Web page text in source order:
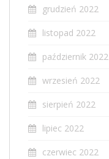
grudzień 2022
listopad 2022
październik 2022
wrzesień 2022
sierpień 2022
lipiec 2022
czerwiec 2022